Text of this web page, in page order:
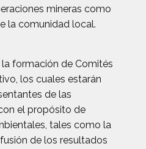
mineras como
la comunidad local.
formación de Comités
los cuales estarán
de las
el propósito de
tales como la
de los resultados